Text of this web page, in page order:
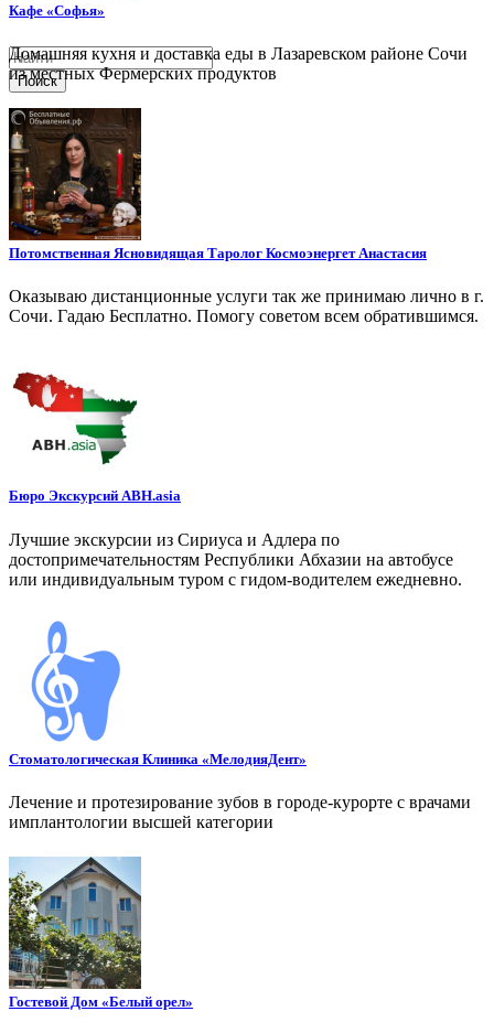
Поиск
Кафе «Софья»
Домашняя кухня и доставка еды в Лазаревском районе Сочи
из местных Фермерских продуктов
Потомственная Ясновидящая Таролог Космоэнергет Анастасия
Оказываю дистанционные услуги так же принимаю лично в г.
Сочи. Гадаю Бесплатно. Помогу советом всем обратившимся.
Бюро Экскурсий ABH.asia
Лучшие экскурсии из Сириуса и Адлера по
достопримечательностям Республики Абхазии на автобусе
или индивидуальным туром с гидом-водителем ежедневно.
Стоматологическая Клиника «МелодияДент»
Лечение и протезирование зубов в городе-курорте с врачами
имплантологии высшей категории
Гостевой Дом «Белый орел»